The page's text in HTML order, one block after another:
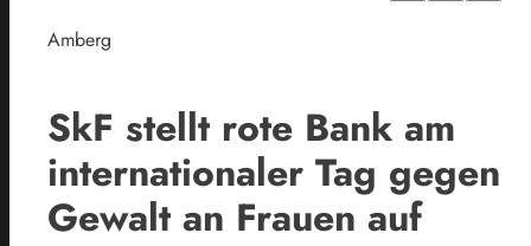
Amberg
SkF stellt rote Bank am
internationaler Tag gegen
Gewalt an Frauen auf